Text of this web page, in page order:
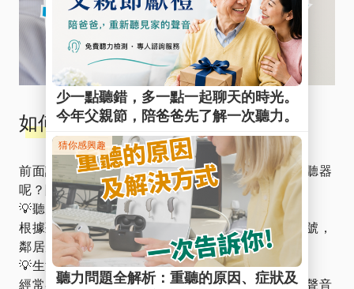
如何選擇適合的助聽器？
前面講了那麼多，那到底該怎麼挑選適合自己的助聽器
呢？除了價格以外，還需考量以下幾點：
💡聽力需求：
根據聽力損失的類型和程度，選擇適合的助聽器型號，
鄰居朋友適合的助聽器款式不見得適合你哦！
💡生活方式：
經常參加聚會﹑社交生活豐富的人﹑需要聽取細微聲音